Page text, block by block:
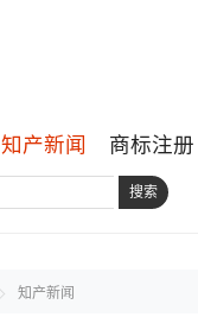
知产新闻 商标注册
搜索
知产新闻